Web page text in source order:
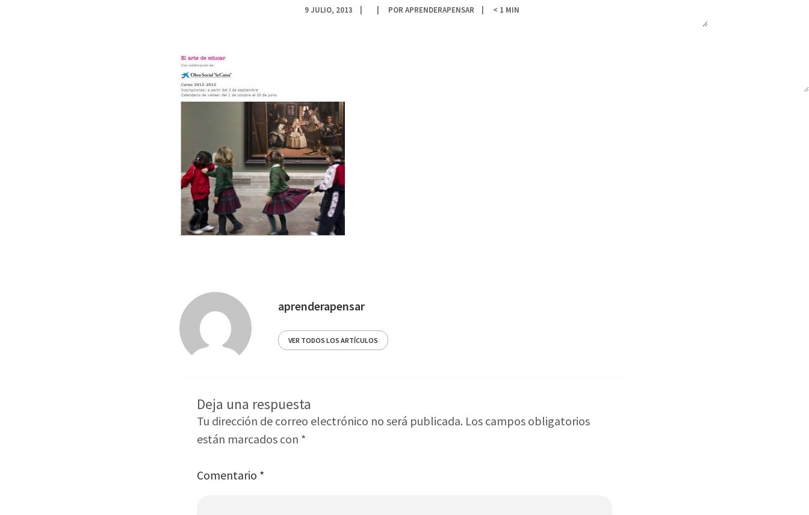
9 JULIO, 2013 POR APRENDERAPENSAR < 1 MIN
aprenderapensar
VER TODOS LOS ARTÍCULOS
Deja una respuesta
Tu dirección de correo electrónico no será publicada. Los campos obligatorios
están marcados con *
Comentario *